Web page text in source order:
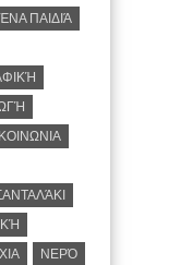
ΠΑΙΔΙΆ
ΝΕΡΌ